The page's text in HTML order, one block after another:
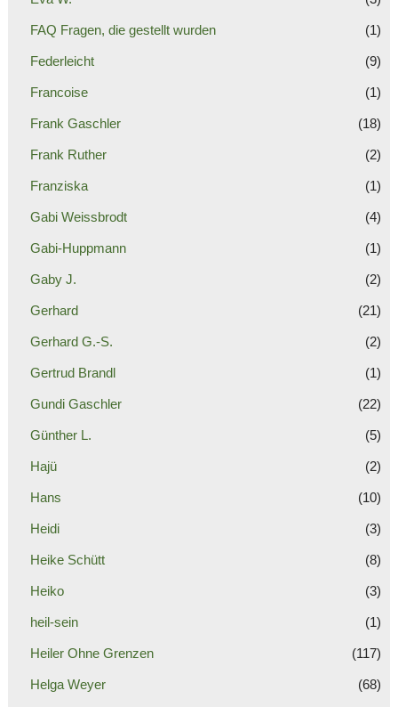
FAQ Fragen, die gestellt wurden (1)
Federleicht (9)
Francoise (1)
Frank Gaschler (18)
Frank Ruther (2)
Franziska (1)
Gabi Weissbrodt (4)
Gabi-Huppmann (1)
Gaby J. (2)
Gerhard (21)
Gerhard G.-S. (2)
Gertrud Brandl (1)
Gundi Gaschler (22)
Günther L. (5)
Hajü (2)
Hans (10)
Heidi (3)
Heike Schütt (8)
Heiko (3)
heil-sein (1)
Heiler Ohne Grenzen (117)
Helga Weyer (68)